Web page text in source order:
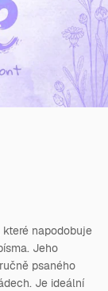
napodobuje
Jeho
psaného
Je ideální